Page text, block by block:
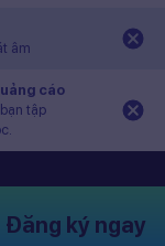
âm
cáo
tập
Đăng ký ngay